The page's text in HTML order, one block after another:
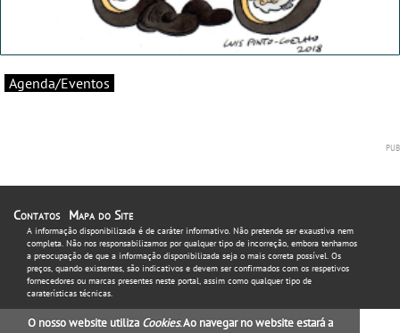
Agenda/Eventos
Contatos Mapa do Site
A informação disponibilizada é de caráter informativo. Não pretende ser exaustiva nem
completa. Não nos responsabilizamos por qualquer tipo de incorreção, embora tenhamos
a preocupação de que a informação disponibilizada seja o mais correta possível. Os
preços, quando existentes, são indicativos e devem ser confirmados com os respetivos
fornecedores ou marcas presentes neste portal, assim como qualquer tipo de
caraterísticas técnicas.
O nosso website utiliza Cookies. Ao navegar no website estará a